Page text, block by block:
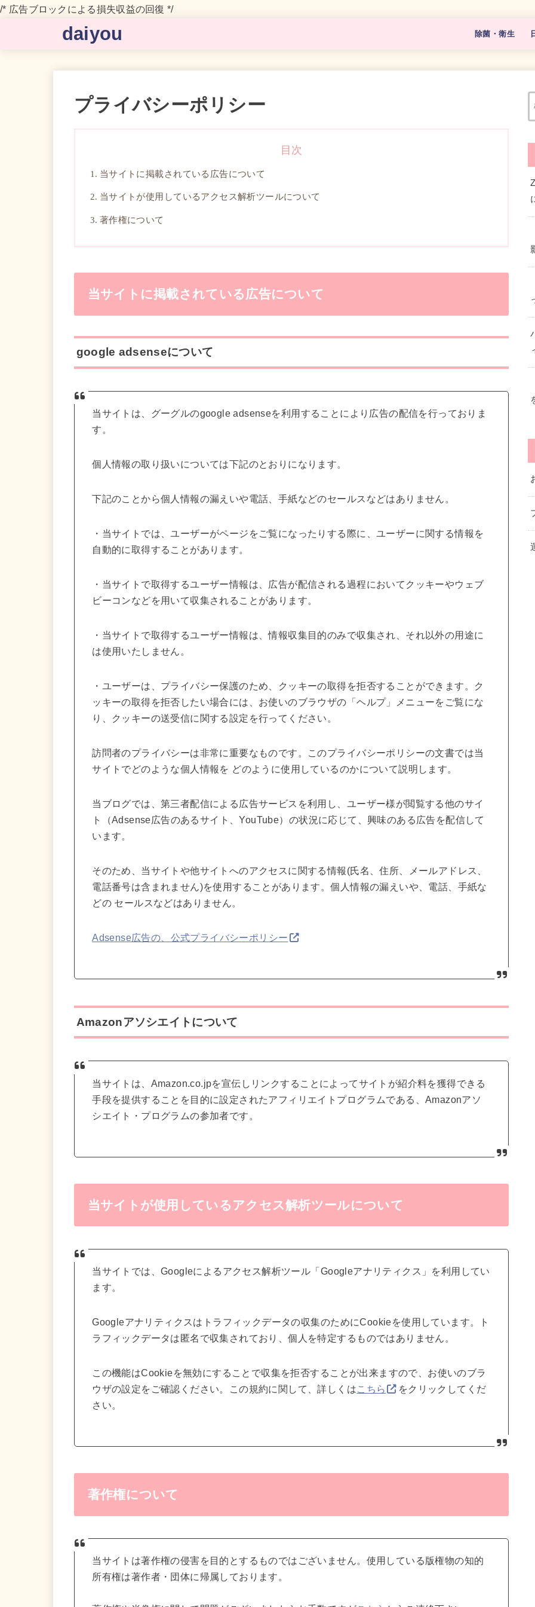
/* 広告ブロックによる損失収益の回復 */
daiyou 除菌・衛生
プライバシーポリシー
目次
当サイトに掲載されている広告について
当サイトが使用しているアクセス解析ツールについて
著作権について
当サイトに掲載されている広告について
google adsenseについて
当サイトは、グーグルのgoogle adsenseを利用することにより広告の配信を行っておりま
す。
個人情報の取り扱いについては下記のとおりになります。
下記のことから個人情報の漏えいや電話、手紙などのセールスなどはありません。
・当サイトでは、ユーザーがページをご覧になったりする際に、ユーザーに関する情報を
自動的に取得することがあります。
・当サイトで取得するユーザー情報は、広告が配信される過程においてクッキーやウェブ
ビーコンなどを用いて収集されることがあります。
・当サイトで取得するユーザー情報は、情報収集目的のみで収集され、それ以外の用途に
は使用いたしません。
・ユーザーは、プライバシー保護のため、クッキーの取得を拒否することができます。ク
ッキーの取得を拒否したい場合には、お使いのブラウザの「ヘルプ」メニューをご覧にな
り、クッキーの送受信に関する設定を行ってください。
訪問者のプライバシーは非常に重要なものです。このプライバシーポリシーの文書では当
サイトでどのような個人情報を どのように使用しているのかについて説明します。
当ブログでは、第三者配信による広告サービスを利用し、ユーザー様が閲覧する他のサイ
ト（Adsense広告のあるサイト、YouTube）の状況に応じて、興味のある広告を配信して
います。
そのため、当サイトや他サイトへのアクセスに関する情報(氏名、住所、メールアドレス、
電話番号は含まれません)を使用することがあります。個人情報の漏えいや、電話、手紙な
どの セールスなどはありません。
Adsense広告の、公式プライバシーポリシー
Amazonアソシエイトについて
当サイトは、Amazon.co.jpを宣伝しリンクすることによってサイトが紹介料を獲得できる
手段を提供することを目的に設定されたアフィリエイトプログラムである、Amazonアソ
シエイト・プログラムの参加者です。
当サイトが使用しているアクセス解析ツールについて
当サイトでは、Googleによるアクセス解析ツール「Googleアナリティクス」を利用してい
ます。
Googleアナリティクスはトラフィックデータの収集のためにCookieを使用しています。ト
ラフィックデータは匿名で収集されており、個人を特定するものではありません。
この機能はCookieを無効にすることで収集を拒否することが出来ますので、お使いのブラ
ウザの設定をご確認ください。この規約に関して、詳しくはこちら
をクリックしてくだ
さい。
著作権について
当サイトは著作権の侵害を目的とするものではございません。使用している版権物の知的
所有権は著作者・団体に帰属しております。